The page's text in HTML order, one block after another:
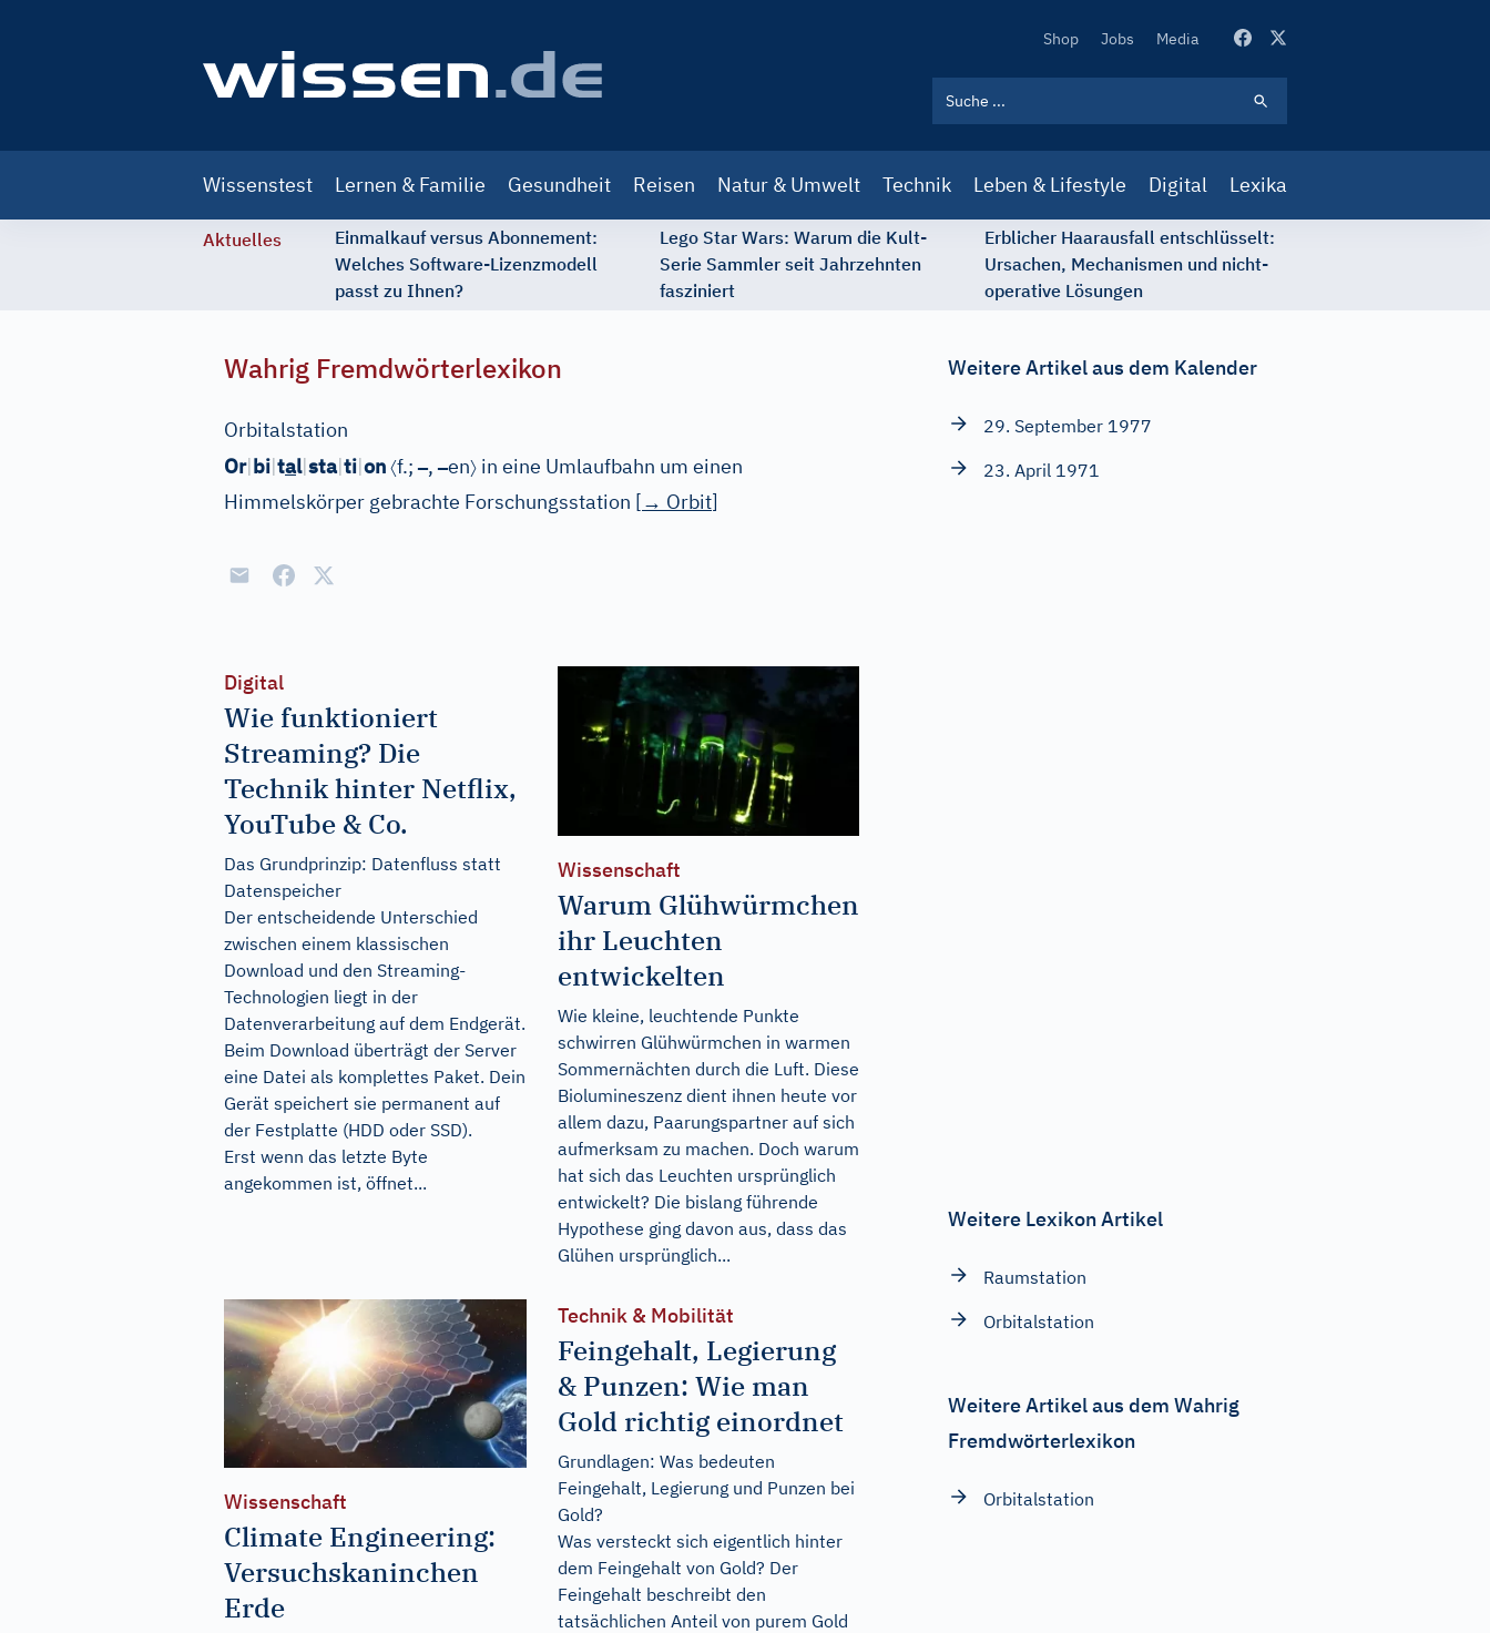
Secondary
Shop Jobs Media
navigation
Wissenstest Lernen & Familie Gesundheit Reisen Natur & Umwelt Technik Leben & Lifestyle Digital Lexika
Aktuelles
Einmalkauf versus Abonnement:
Welches Software-Lizenzmodell
passt zu Ihnen?
Lego Star Wars: Warum die Kult-
Serie Sammler seit Jahrzehnten
fasziniert
Erblicher Haarausfall entschlüsselt:
Ursachen, Mechanismen und nicht-
operative Lösungen
Wahrig Fremdwörterlexikon
Orbitalstation
Or|bi|tal|sta|ti|on〈f.;–,–en〉 in eine Umlaufbahn um einen
Himmelskörper gebrachte Forschungsstation [→ Orbit]
Digital
Wie funktioniert
Streaming? Die
Technik hinter Netflix,
YouTube & Co.
Das Grundprinzip: Datenfluss statt
Datenspeicher
Der entscheidende Unterschied
zwischen einem klassischen
Download und den Streaming-
Technologien liegt in der
Datenverarbeitung auf dem Endgerät.
Beim Download überträgt der Server
eine Datei als komplettes Paket. Dein
Gerät speichert sie permanent auf
der Festplatte (HDD oder SSD).
Erst wenn das letzte Byte
angekommen ist, öffnet...
Wissenschaft
Warum Glühwürmchen
ihr Leuchten
entwickelten
Wie kleine, leuchtende Punkte
schwirren Glühwürmchen in warmen
Sommernächten durch die Luft. Diese
Biolumineszenz dient ihnen heute vor
allem dazu, Paarungspartner auf sich
aufmerksam zu machen. Doch warum
hat sich das Leuchten ursprünglich
entwickelt? Die bislang führende
Hypothese ging davon aus, dass das
Glühen ursprünglich...
Wissenschaft
Climate Engineering:
Versuchskaninchen
Erde
Technik & Mobilität
Feingehalt, Legierung
& Punzen: Wie man
Gold richtig einordnet
Grundlagen: Was bedeuten
Feingehalt, Legierung und Punzen bei
Gold?
Was versteckt sich eigentlich hinter
dem Feingehalt von Gold? Der
Feingehalt beschreibt den
tatsächlichen Anteil von purem Gold
Weitere Artikel aus dem Kalender
29. September 1977
23. April 1971
Weitere Lexikon Artikel
Raumstation
Orbitalstation
Weitere Artikel aus dem Wahrig
Fremdwörterlexikon
Orbitalstation